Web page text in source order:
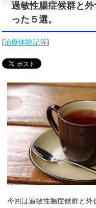
過敏性腸症候群と
った５選。
[治療体験記等]
今回は過敏性腸症候群と外